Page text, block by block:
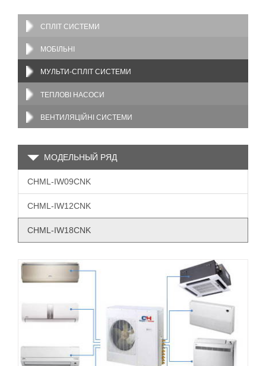
СПЛІТ СИСТЕМИ
МОБІЛЬНІ
МУЛЬТИ-СПЛІТ СИСТЕМИ
ТЕПЛОВІ НАСОСИ
ВЕНТИЛЯЦІЙНІ СИСТЕМИ
МОДЕЛЬНЫЙ РЯД
CHML-IW09CNK
CHML-IW12CNK
CHML-IW18CNK